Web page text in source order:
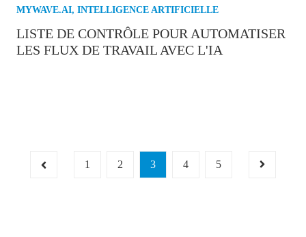
MYWAVE.AI, INTELLIGENCE ARTIFICIELLE
LISTE DE CONTRÔLE POUR AUTOMATISER
LES FLUX DE TRAVAIL AVEC L'IA
1 2 3 4 5